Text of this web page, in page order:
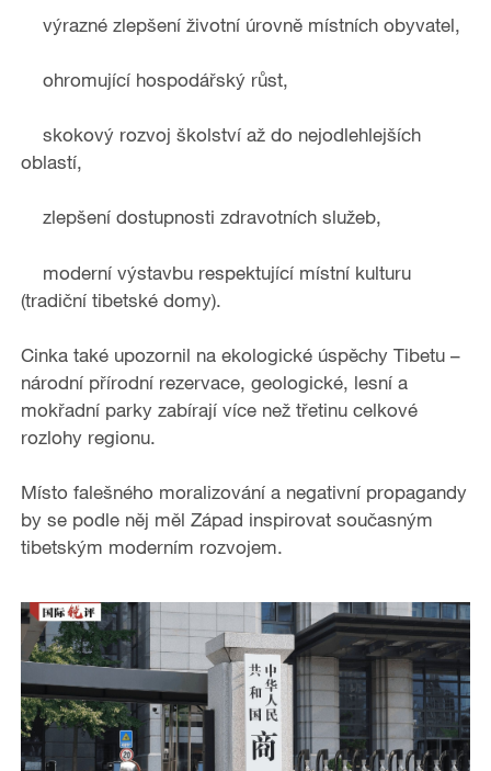
výrazné zlepšení životní úrovně místních obyvatel,
ohromující hospodářský růst,
skokový rozvoj školství až do nejodlehlejších
oblastí,
zlepšení dostupnosti zdravotních služeb,
moderní výstavbu respektující místní kulturu
(tradiční tibetské domy).
Cinka také upozornil na ekologické úspěchy Tibetu –
národní přírodní rezervace, geologické, lesní a
mokřadní parky zabírají více než třetinu celkové
rozlohy regionu.
Místo falešného moralizování a negativní propagandy
by se podle něj měl Západ inspirovat současným
tibetským moderním rozvojem.